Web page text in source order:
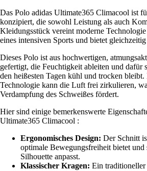
Das Polo adidas Ultimate365 Climacool ist
konzipiert, die sowohl Leistung als auch
Kleidungsstück vereint moderne
eines intensiven Sports und bietet
Dieses Polo ist aus hochwertigen,
gefertigt, die Feuchtigkeit ableiten und dafür
den heißesten Tagen kühl und trocken
Technologie kann die Luft frei zirkulieren,
Verdampfung des Schweißes fördert.
Hier sind einige bemerkenswerte
Ultimate365 Climacool :
Ergonomisches Design: Der Schnitt
optimale Bewegungsfreiheit bietet
Silhouette anpasst.
Klassischer Kragen: Ein traditioneller